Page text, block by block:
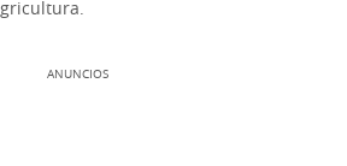
ANUNCIOS